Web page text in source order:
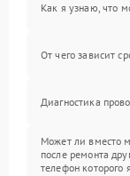
Как я узнаю, что
От чего зависит
Диагностика
Может ли вместо
после ремонта
телефон которого